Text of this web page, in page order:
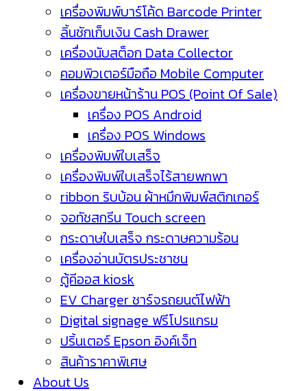
เครื่องพิมพ์บาร์โค้ด Barcode Printer
ลิ้นชักเก็บเงิน Cash Drawer
เครื่องนับสต็อก Data Collector
คอมพิวเตอร์มือถือ Mobile Computer
เครื่องขายหน้าร้าน POS (Point Of Sale)
เครื่อง POS Android
เครื่อง POS Windows
เครื่องพิมพ์ใบเสร็จ
เครื่องพิมพ์ใบเสร็จไร้สายพกพา
ribbon ริบบ้อน ผ้าหมึกพิมพ์สติกเกอร์
จอทัชสกรีน Touch screen
กระดาษใบเสร็จ กระดาษความร้อน
เครื่องอ่านบัตรประชาชน
ตู้คีออส kiosk
EV Charger ชาร์จรถยนต์ไฟฟ้า
Digital signage ฟรีโปรแกรม
ปริ้นเตอร์ Epson อิงค์เจ็ท
สินค้าราคาพิเศษ
About Us